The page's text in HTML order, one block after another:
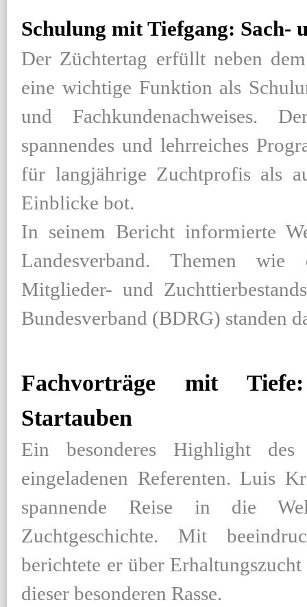
Schulung mit Tiefgang: Sach-
Der Züchtertag erfüllt neben
eine wichtige Funktion als
und Fachkundenachweises.
spannendes und lehrreiches
für langjährige Zuchtprofis als
Einblicke bot.
In seinem Bericht informierte
Landesverband. Themen wie
Mitglieder- und
Bundesverband (BDRG) standen
Fachvorträge mit
Startauben
Ein besonderes Highlight
eingeladenen Referenten. Luis
spannende Reise in die
Zuchtgeschichte. Mit
berichtete er über
dieser besonderen Rasse.